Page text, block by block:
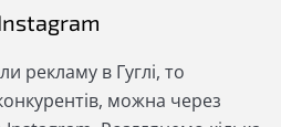
рекламу в Гуглі, то
можна через